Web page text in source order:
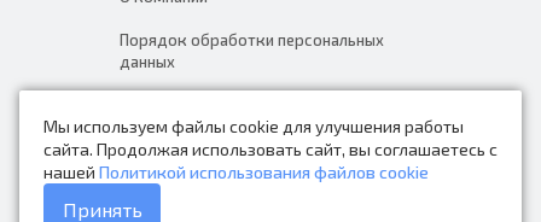
Мы используем файлы cookie для улучшения работы
сайта. Продолжая использовать сайт, вы соглашаетесь с
нашей Политикой использования файлов cookie
Принять
Порядок обработки персональных
данных
Контакты
Каталог товаров